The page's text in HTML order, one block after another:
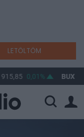
LETÖLTÖM
0,01% BUX 148